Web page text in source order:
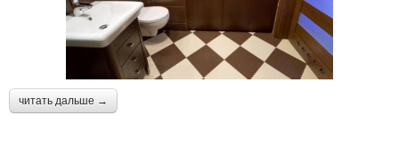
читать дальше →